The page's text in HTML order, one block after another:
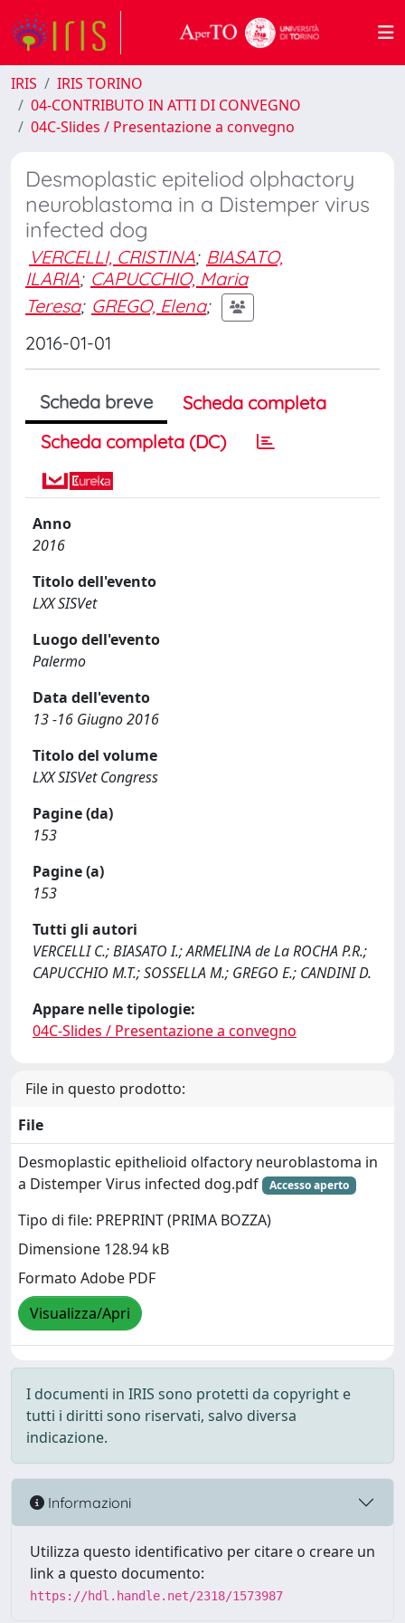
IRIS
IRIS TORINO
04-CONTRIBUTO IN ATTI DI CONVEGNO
04C-Slides / Presentazione a convegno
Desmoplastic epiteliod olphactory
neuroblastoma in a Distemper virus
infected dog
VERCELLI, CRISTINA; BIASATO,
ILARIA; CAPUCCHIO, Maria
Teresa; GREGO, Elena;
2016-01-01
Scheda breve
Scheda completa
Scheda completa (DC)
Anno
2016
Titolo dell'evento
LXX SISVet
Luogo dell'evento
Palermo
Data dell'evento
13 -16 Giugno 2016
Titolo del volume
LXX SISVet Congress
Pagine (da)
153
Pagine (a)
153
Tutti gli autori
VERCELLI C.; BIASATO I.; ARMELINA de La ROCHA P.R.;
CAPUCCHIO M.T.; SOSSELLA M.; GREGO E.; CANDINI D.
Appare nelle tipologie:
04C-Slides / Presentazione a convegno
File in questo prodotto:
File
Desmoplastic epithelioid olfactory neuroblastoma in
a Distemper Virus infected dog.pdf
Accesso aperto
Tipo di file: PREPRINT (PRIMA BOZZA)
Dimensione 128.94 kB
Formato Adobe PDF
Visualizza/Apri
I documenti in IRIS sono protetti da copyright e
tutti i diritti sono riservati, salvo diversa
indicazione.
Informazioni
Utilizza questo identificativo per citare o creare un
link a questo documento:
https://hdl.handle.net/2318/1573987